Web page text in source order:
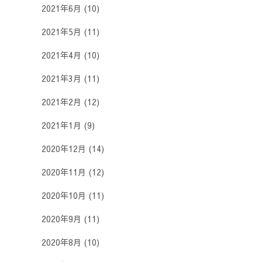
2021年6月 (10)
2021年5月 (11)
2021年4月 (10)
2021年3月 (11)
2021年2月 (12)
2021年1月 (9)
2020年12月 (14)
2020年11月 (12)
2020年10月 (11)
2020年9月 (11)
2020年8月 (10)